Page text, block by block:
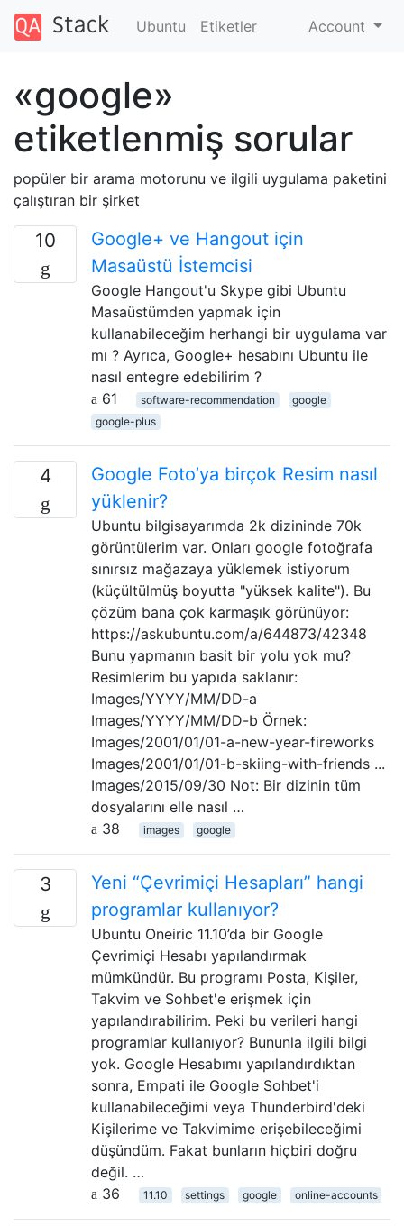
Ubuntu Etiketler Account
«google»
etiketlenmiş sorular
popüler bir arama motorunu ve ilgili uygulama paketini
çalıştıran bir şirket
10
Google+ ve Hangout için
Masaüstü İstemcisi
Google Hangout'u Skype gibi Ubuntu
Masaüstümden yapmak için
kullanabileceğim herhangi bir uygulama var
mı ? Ayrıca, Google+ hesabını Ubuntu ile
nasıl entegre edebilirim ?
61
software-recommendation
google
google-plus
4
Google Foto’ya birçok Resim nasıl
yüklenir?
Ubuntu bilgisayarımda 2k dizininde 70k
görüntülerim var. Onları google fotoğrafa
sınırsız mağazaya yüklemek istiyorum
(küçültülmüş boyutta "yüksek kalite"). Bu
çözüm bana çok karmaşık görünüyor:
https://askubuntu.com/a/644873/42348
Bunu yapmanın basit bir yolu yok mu?
Resimlerim bu yapıda saklanır:
Images/YYYY/MM/DD-a
Images/YYYY/MM/DD-b Örnek:
Images/2001/01/01-a-new-year-fireworks
Images/2001/01/01-b-skiing-with-friends ...
Images/2015/09/30 Not: Bir dizinin tüm
dosyalarını elle nasıl …
38
images google
3
Yeni “Çevrimiçi Hesapları” hangi
programlar kullanıyor?
Ubuntu Oneiric 11.10’da bir Google
Çevrimiçi Hesabı yapılandırmak
mümkündür. Bu programı Posta, Kişiler,
Takvim ve Sohbet'e erişmek için
yapılandırabilirim. Peki bu verileri hangi
programlar kullanıyor? Bununla ilgili bilgi
yok. Google Hesabımı yapılandırdıktan
sonra, Empati ile Google Sohbet'i
kullanabileceğimi veya Thunderbird'deki
Kişilerime ve Takvimime erişebileceğimi
düşündüm. Fakat bunların hiçbiri doğru
değil. …
36
11.10 settings google online-accounts